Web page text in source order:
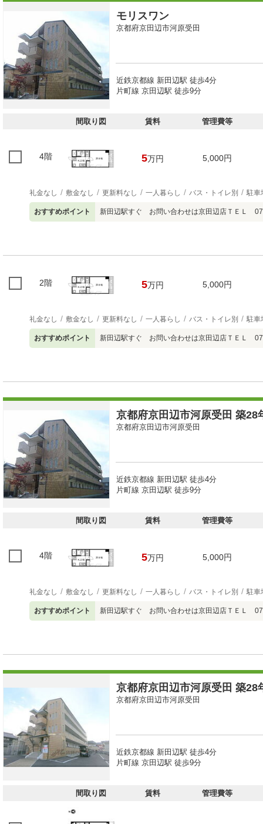
モリスワン
京都府京田辺市河原受田
近鉄京都線 新田辺駅 徒歩4分
片町線 京田辺駅 徒歩9分
間取り図 賃料 管理費等
4階 5万円 5,000円
礼金なし 敷金なし 更新料なし 一人暮らし バス・トイレ別 駐車
おすすめポイント 新田辺駅すぐ お問い合わせは京田辺店ＴＥＬ
2階 5万円 5,000円
礼金なし 敷金なし 更新料なし 一人暮らし バス・トイレ別 駐車
おすすめポイント 新田辺駅すぐ お問い合わせは京田辺店ＴＥＬ
京都府京田辺市河原受田 築28
京都府京田辺市河原受田
近鉄京都線 新田辺駅 徒歩4分
片町線 京田辺駅 徒歩9分
間取り図 賃料 管理費等
4階 5万円 5,000円
礼金なし 敷金なし 更新料なし 一人暮らし バス・トイレ別 駐車
おすすめポイント 新田辺駅すぐ お問い合わせは京田辺店ＴＥＬ
京都府京田辺市河原受田 築28
京都府京田辺市河原受田
近鉄京都線 新田辺駅 徒歩4分
片町線 京田辺駅 徒歩9分
間取り図 賃料 管理費等